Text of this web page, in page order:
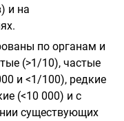
и на
по органам и
(>1/10), частые
и <1/100), редкие
(<10 000) и с
существующих